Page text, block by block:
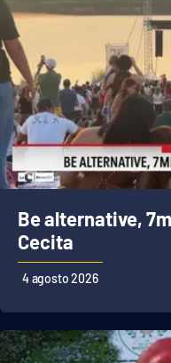
Be alternative,
Cecita
4 agosto 2026